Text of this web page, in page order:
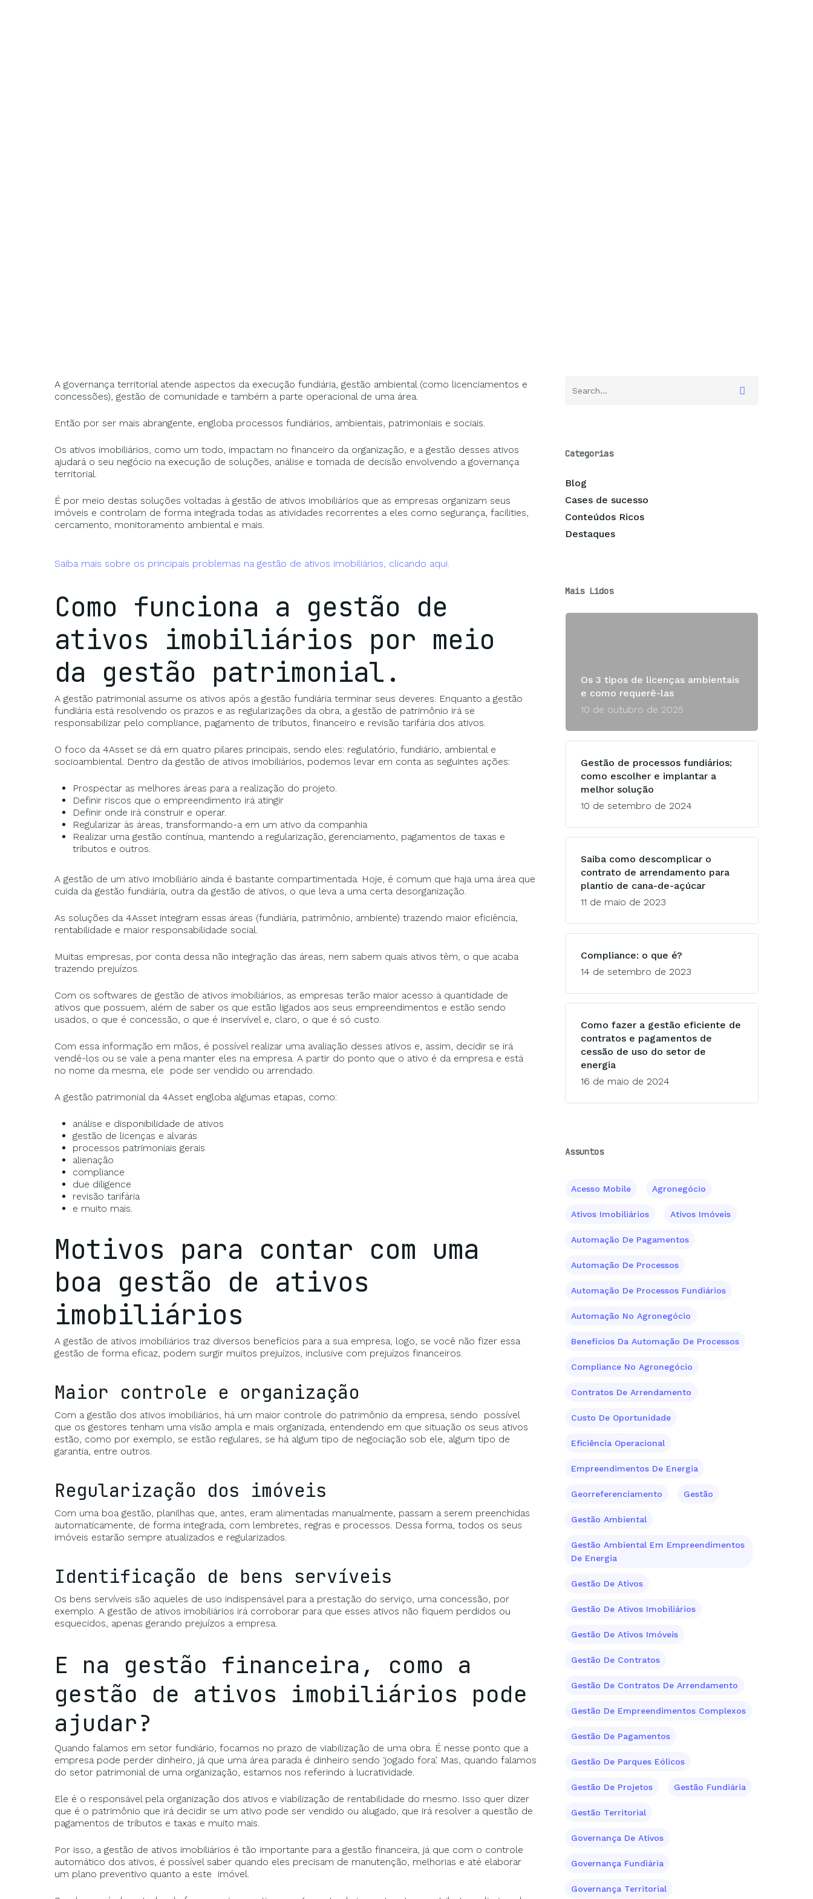
A governança territorial atende aspectos da execução fundiária, gestão ambiental (como licenciamentos e
concessões), gestão de comunidade e também a parte operacional de uma área.
Então por ser mais abrangente, engloba processos fundiários, ambientais, patrimoniais e sociais.
Os ativos imobiliários, como um todo, impactam no financeiro da organização, e a gestão desses ativos
ajudará o seu negócio na execução de soluções, análise e tomada de decisão envolvendo a governança
territorial.
É por meio destas soluções voltadas à gestão de ativos imobiliários que as empresas organizam seus
imóveis e controlam de forma integrada todas as atividades recorrentes a eles como segurança, facilities,
cercamento, monitoramento ambiental e mais.
Saiba mais sobre os principais problemas na gestão de ativos imobiliários, clicando aqui.
Como funciona a gestão de
ativos imobiliários por meio
da gestão patrimonial.
A gestão patrimonial assume os ativos após a gestão fundiária terminar seus deveres. Enquanto a gestão
fundiária está resolvendo os prazos e as regularizações da obra, a gestão de patrimônio irá se
responsabilizar pelo compliance, pagamento de tributos, financeiro e revisão tarifária dos ativos.
O foco da 4Asset se dá em quatro pilares principais, sendo eles: regulatório, fundiário, ambiental e
socioambiental. Dentro da gestão de ativos imobiliários, podemos levar em conta as seguintes ações:
Prospectar as melhores áreas para a realização do projeto.
Definir riscos que o empreendimento irá atingir
Definir onde irá construir e operar.
Regularizar às áreas, transformando-a em um ativo da companhia
Realizar uma gestão contínua, mantendo a regularização, gerenciamento, pagamentos de taxas e
tributos e outros.
A gestão de um ativo imobiliário ainda é bastante compartimentada. Hoje, é comum que haja uma área que
cuida da gestão fundiária, outra da gestão de ativos, o que leva a uma certa desorganização.
As soluções da 4Asset integram essas áreas (fundiária, patrimônio, ambiente) trazendo maior eficiência,
rentabilidade e maior responsabilidade social.
Muitas empresas, por conta dessa não integração das áreas, nem sabem quais ativos têm, o que acaba
trazendo prejuízos.
Com os softwares de gestão de ativos imobiliários, as empresas terão maior acesso à quantidade de
ativos que possuem, além de saber os que estão ligados aos seus empreendimentos e estão sendo
usados, o que é concessão, o que é inservível e, claro, o que é só custo.
Com essa informação em mãos, é possível realizar uma avaliação desses ativos e, assim, decidir se irá
vendê-los ou se vale a pena manter eles na empresa. A partir do ponto que o ativo é da empresa e está
no nome da mesma, ele pode ser vendido ou arrendado.
A gestão patrimonial da 4Asset engloba algumas etapas, como:
análise e disponibilidade de ativos
gestão de licenças e alvarás
processos patrimoniais gerais
alienação
compliance
due diligence
revisão tarifária
e muito mais.
Motivos para contar com uma
boa gestão de ativos
imobiliários
A gestão de ativos imobiliários traz diversos benefícios para a sua empresa, logo, se você não fizer essa
gestão de forma eficaz, podem surgir muitos prejuízos, inclusive com prejuízos financeiros.
Maior controle e organização
Com a gestão dos ativos imobiliários, há um maior controle do patrimônio da empresa, sendo possível
que os gestores tenham uma visão ampla e mais organizada, entendendo em que situação os seus ativos
estão, como por exemplo, se estão regulares, se há algum tipo de negociação sob ele, algum tipo de
garantia, entre outros.
Regularização dos imóveis
Com uma boa gestão, planilhas que, antes, eram alimentadas manualmente, passam a serem preenchidas
automaticamente, de forma integrada, com lembretes, regras e processos. Dessa forma, todos os seus
imóveis estarão sempre atualizados e regularizados.
Identificação de bens servíveis
Os bens servíveis são aqueles de uso indispensável para a prestação do serviço, uma concessão, por
exemplo. A gestão de ativos imobiliários irá corroborar para que esses ativos não fiquem perdidos ou
esquecidos, apenas gerando prejuízos a empresa.
E na gestão financeira, como a
gestão de ativos imobiliários pode
ajudar?
Quando falamos em setor fundiário, focamos no prazo de viabilização de uma obra. É nesse ponto que a
empresa pode perder dinheiro, já que uma área parada é dinheiro sendo ‘jogado fora’. Mas, quando falamos
do setor patrimonial de uma organização, estamos nos referindo à lucratividade.
Ele é o responsável pela organização dos ativos e viabilização de rentabilidade do mesmo. Isso quer dizer
que é o patrimônio que irá decidir se um ativo pode ser vendido ou alugado, que irá resolver a questão de
pagamentos de tributos e taxas e muito mais.
Por isso, a gestão de ativos imobiliários é tão importante para a gestão financeira, já que com o controle
automático dos ativos, é possível saber quando eles precisam de manutenção, melhorias e até elaborar
um plano preventivo quanto a este imóvel.
Categorias
Blog
Cases de sucesso
Conteúdos Ricos
Destaques
Mais Lidos
Os 3 tipos de licenças ambientais
e como requerê-las
10 de outubro de 2025
Gestão de processos fundiários:
como escolher e implantar a
melhor solução
10 de setembro de 2024
Saiba como descomplicar o
contrato de arrendamento para
plantio de cana-de-açúcar
11 de maio de 2023
Compliance: o que é?
14 de setembro de 2023
Como fazer a gestão eficiente de
contratos e pagamentos de
cessão de uso do setor de
energia
16 de maio de 2024
Assuntos
Acesso Mobile Agronegócio
Ativos Imobiliários Ativos Imóveis
Automação De Pagamentos
Automação De Processos
Automação De Processos Fundiários
Automação No Agronegócio
Benefícios Da Automação De Processos
Compliance No Agronegócio
Contratos De Arrendamento
Custo De Oportunidade
Eficiência Operacional
Empreendimentos De Energia
Georreferenciamento Gestão
Gestão Ambiental
Gestão Ambiental Em Empreendimentos
De Energia
Gestão De Ativos
Gestão De Ativos Imobiliários
Gestão De Ativos Imóveis
Gestão De Contratos
Gestão De Contratos De Arrendamento
Gestão De Empreendimentos Complexos
Gestão De Pagamentos
Gestão De Parques Eólicos
Gestão De Projetos Gestão Fundiária
Gestão Territorial
Governança De Ativos
Governança Fundiária
Governança Territorial